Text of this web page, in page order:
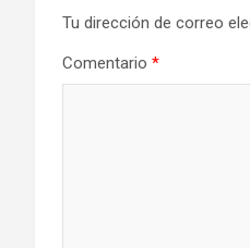
Tu dirección de correo
Comentario *